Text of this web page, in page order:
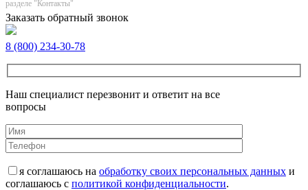
разделе "Контакты"
Заказать обратный звонок
8 (800) 234-30-78
Наш специалист перезвонит и ответит на все
вопросы
я соглашаюсь на обработку своих персональных данных и
соглашаюсь с политикой конфиденциальности.